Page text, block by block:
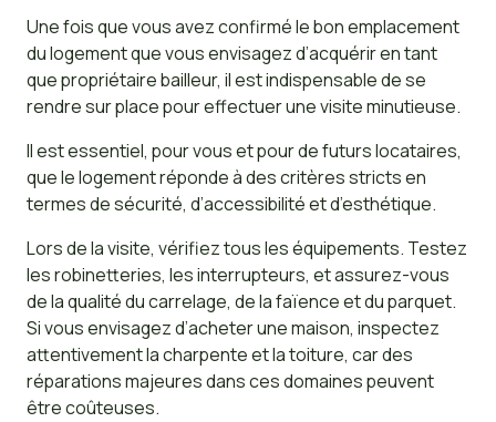
Une fois que vous avez confirmé le bon emplacement
du logement que vous envisagez d’acquérir en tant
que propriétaire bailleur, il est indispensable de se
rendre sur place pour effectuer une visite minutieuse.
Il est essentiel, pour vous et pour de futurs locataires,
que le logement réponde à des critères stricts en
termes de sécurité, d’accessibilité et d’esthétique.
Lors de la visite, vérifiez tous les équipements. Testez
les robinetteries, les interrupteurs, et assurez-vous
de la qualité du carrelage, de la faïence et du parquet.
Si vous envisagez d’acheter une maison, inspectez
attentivement la charpente et la toiture, car des
réparations majeures dans ces domaines peuvent
être coûteuses.